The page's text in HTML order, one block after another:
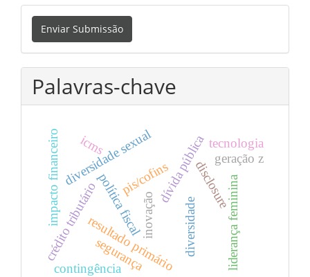
Enviar
Submissão
Enviar Submissão
Palavras-chave
política fiscal
resultado primário
dívida pública
diversidade
diversidade sexual disclosureliderança feminina
inovação
icms
pis/cofins
crédito tributário
impacto financeiro geração z
segurança
contingência
tecnologia